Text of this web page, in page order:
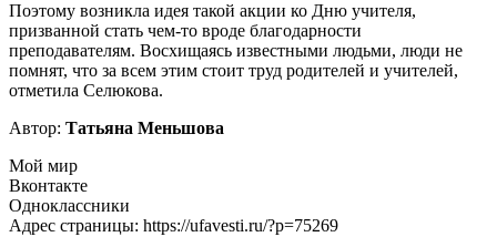
Поэтому возникла идея такой акции ко Дню учителя,
призванной стать чем-то вроде благодарности
преподавателям. Восхищаясь известными людьми, люди не
помнят, что за всем этим стоит труд родителей и учителей,
отметила Селюкова.
Автор: Татьяна Меньшова
Мой мир
Вконтакте
Одноклассники
Адрес страницы: https://ufavesti.ru/?p=75269